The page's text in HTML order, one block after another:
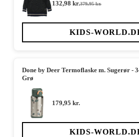
379,95kr.
Den
pris
var:
132,98 kr.Den
pris
er:
KIDS-
Done by Deer Termoflaske m. Sugerør -
Grø
179,95 kr.
KIDS-